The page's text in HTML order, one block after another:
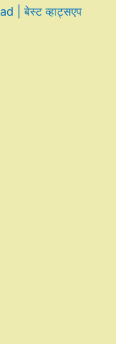
| बेस्ट व्हाट्सएप